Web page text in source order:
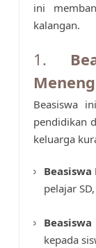
ini
kalangan.
1.
Beasiswa
pendidikan
keluarga
pelajar
kepada